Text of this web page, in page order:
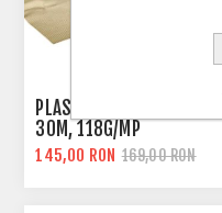
PLASA TANTARI 1,2 M X
30M, 118G/MP
145,00 RON 169,00 RON